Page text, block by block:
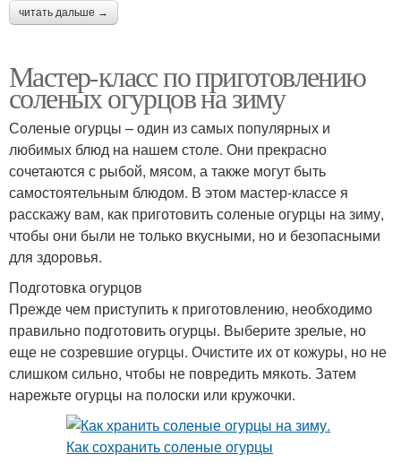
читать дальше →
Мастер-класс по приготовлению
соленых огурцов на зиму
Соленые огурцы – один из самых популярных и
любимых блюд на нашем столе. Они прекрасно
сочетаются с рыбой, мясом, а также могут быть
самостоятельным блюдом. В этом мастер-классе я
расскажу вам, как приготовить соленые огурцы на зиму,
чтобы они были не только вкусными, но и безопасными
для здоровья.
Подготовка огурцов
Прежде чем приступить к приготовлению, необходимо
правильно подготовить огурцы. Выберите зрелые, но
еще не созревшие огурцы. Очистите их от кожуры, но не
слишком сильно, чтобы не повредить мякоть. Затем
нарежьте огурцы на полоски или кружочки.